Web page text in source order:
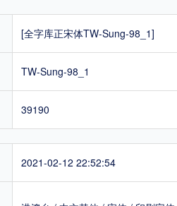
[全字库正宋体TW-Sung-98_1]
TW-Sung-98_1
39190
2021-02-12 22:52:54